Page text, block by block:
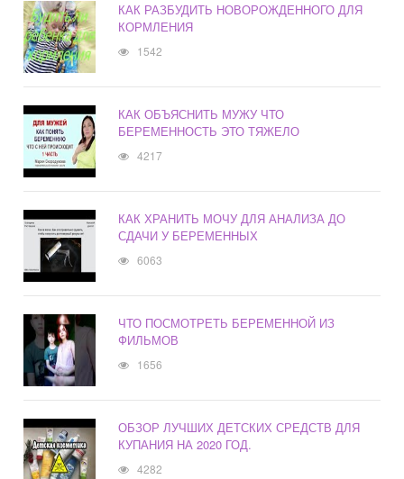
КАК РАЗБУДИТЬ НОВОРОЖДЕННОГО ДЛЯ
КОРМЛЕНИЯ
1542
КАК ОБЪЯСНИТЬ МУЖУ ЧТО
БЕРЕМЕННОСТЬ ЭТО ТЯЖЕЛО
4217
КАК ХРАНИТЬ МОЧУ ДЛЯ АНАЛИЗА ДО
СДАЧИ У БЕРЕМЕННЫХ
6063
ЧТО ПОСМОТРЕТЬ БЕРЕМЕННОЙ ИЗ
ФИЛЬМОВ
1656
ОБЗОР ЛУЧШИХ ДЕТСКИХ СРЕДСТВ ДЛЯ
КУПАНИЯ НА 2020 ГОД.
4282